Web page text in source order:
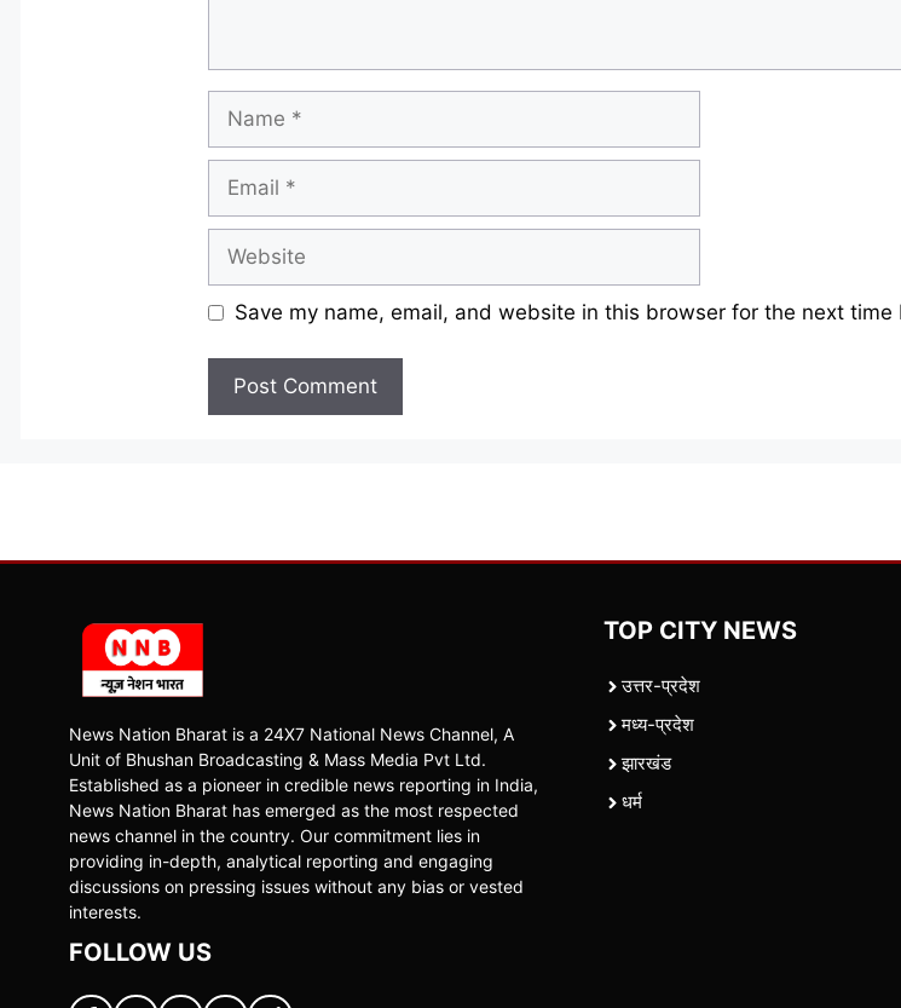
Save my name, email, and website in this browser for the next time
News Nation Bharat is a 24X7 National News Channel, A
Unit of Bhushan Broadcasting & Mass Media Pvt Ltd.
Established as a pioneer in credible news reporting in India,
News Nation Bharat has emerged as the most respected
news channel in the country. Our commitment lies in
providing in-depth, analytical reporting and engaging
discussions on pressing issues without any bias or vested
interests.
FOLLOW US
TOP CITY NEWS
उत्तर-प्रदेश
मध्य-प्रदेश
झारखंड
धर्म